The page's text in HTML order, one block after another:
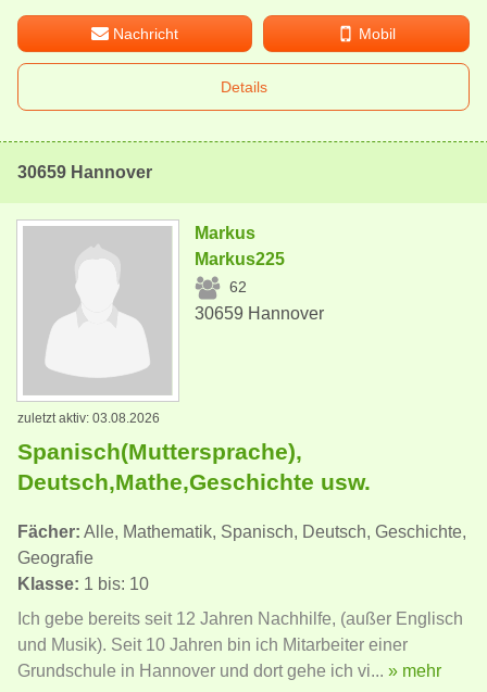
Nachricht Mobil
Details
30659 Hannover
Markus
Markus225
62
30659 Hannover
zuletzt aktiv: 03.08.2026
Spanisch(Muttersprache),
Deutsch,Mathe,Geschichte usw.
Fächer: Alle, Mathematik, Spanisch, Deutsch, Geschichte,
Geografie
Klasse: 1 bis: 10
Ich gebe bereits seit 12 Jahren Nachhilfe, (außer Englisch
und Musik). Seit 10 Jahren bin ich Mitarbeiter einer
Grundschule in Hannover und dort gehe ich vi... » mehr